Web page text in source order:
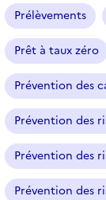
Prélèvements
Prêt à taux zéro
Prévention des
Prévention des
Prévention des
Prévention des